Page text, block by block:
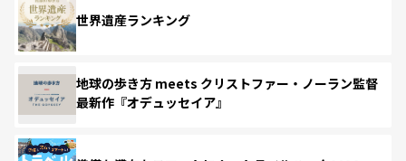
世界遺産ランキング
地球の歩き方 meets クリストファー・ノーラン監督
最新作『オデュッセイア』